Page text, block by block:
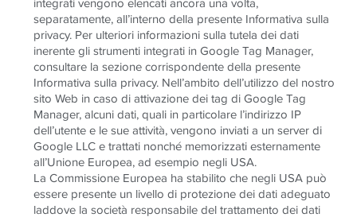
separatamente, all’interno della presente Informativa sulla
privacy. Per ulteriori informazioni sulla tutela dei dati
inerente gli strumenti integrati in Google Tag Manager,
consultare la sezione corrispondente della presente
Informativa sulla privacy. Nell’ambito dell’utilizzo del nostro
sito Web in caso di attivazione dei tag di Google Tag
Manager, alcuni dati, quali in particolare l’indirizzo IP
dell’utente e le sue attività, vengono inviati a un server di
Google LLC e trattati nonché memorizzati esternamente
all’Unione Europea, ad esempio negli USA.
La Commissione Europea ha stabilito che negli USA può
essere presente un livello di protezione dei dati adeguato
laddove la società responsabile del trattamento dei dati